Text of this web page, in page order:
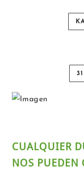
CUALQUIER
NOS PUEDEN